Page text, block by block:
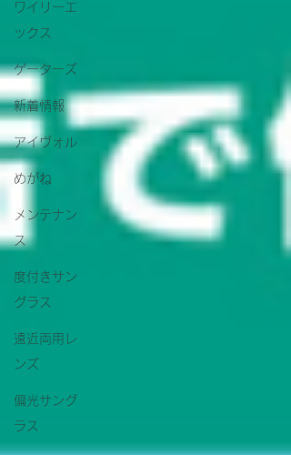
ワイリーエ
ックス
ゲーターズ
新着情報
アイヴォル
めがね
メンテナン
ス
度付きサン
グラス
遠近両用レ
ンズ
偏光サング
ラス